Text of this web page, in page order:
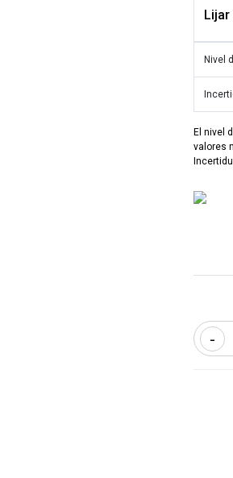
Nivel
El nivel
valores
-